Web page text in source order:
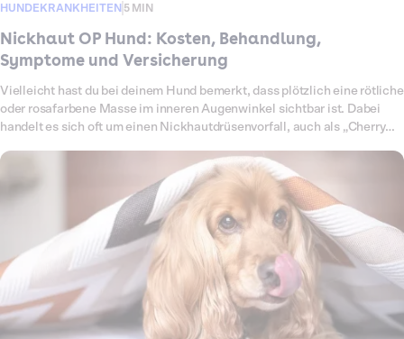
HUNDEKRANKHEITEN 5 MIN
Nickhaut OP Hund: Kosten, Behandlung,
Symptome und Versicherung
Vielleicht hast du bei deinem Hund bemerkt, dass plötzlich eine rötliche
oder rosafarbene Masse im inneren Augenwinkel sichtbar ist. Dabei
handelt es sich oft um einen Nickhautdrüsenvorfall, auch als „Cherry
schützt und befeuchtet. Fällt die Nickhautdrüse vor, ist sie entzündet
oder geschwollen, ist eine tierärztliche Behandlung notwendig. Eine
Operation ist meist die einzige dauerhafte Lösung, da die Drüse nicht
einfach wieder reingedrückt werden kann, ohne dass sie erneut
hervortritt. Welche Ursachen es gibt, wie eine Operation abläuft, mit
welchen Kosten du rechnen musst und welche Leistungen Dalma im
Ernstfall übernimmt, erfährst du hier.